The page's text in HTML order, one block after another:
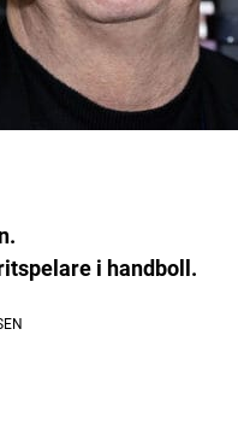
i handboll.